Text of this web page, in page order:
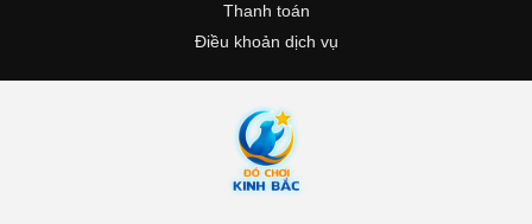
Thanh toán
Điều khoản dịch vụ